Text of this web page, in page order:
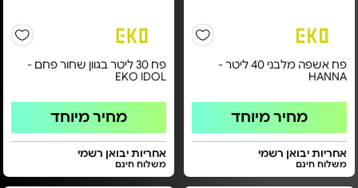
פח אשפה מלבני 40 ליטר -
HANNA
מחיר מיוחד
אחריות יבואן רשמי
משלוח חינם
פח 30 ליטר בגוון שחור פחם -
EKO IDOL
מחיר מיוחד
אחריות יבואן רשמי
משלוח חינם